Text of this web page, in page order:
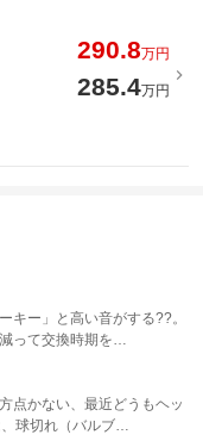
290.8万円
285.4万円
キー」と高い音がする??。
って交換時期を…
点かない、最近どうもヘッ
、球切れ（バルブ…